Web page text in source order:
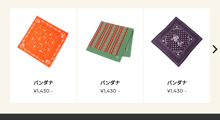
バンダナ
¥1,430 -
バンダナ
¥1,430 -
バンダナ
¥1,430 -